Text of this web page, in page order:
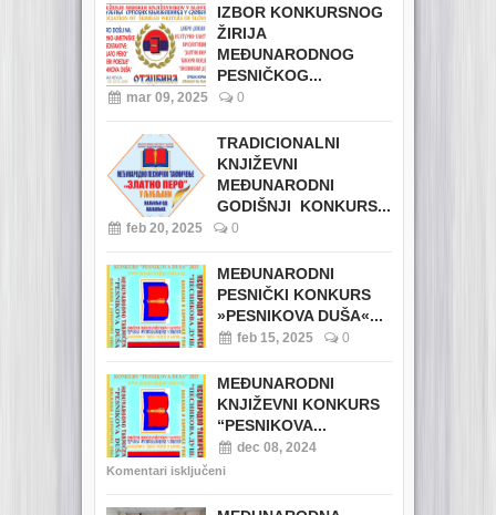
IZBOR KONKURSNOG
ŽIRIJA
MEĐUNARODNOG
PESNIČKOG...
mar 09, 2025 0
TRADICIONALNI
KNJIŽEVNI
MEĐUNARODNI
GODIŠNJI KONKURS...
feb 20, 2025 0
MEĐUNARODNI
PESNIČKI KONKURS
»PESNIKOVA DUŠA«...
feb 15, 2025 0
MEĐUNARODNI
KNJIŽEVNI KONKURS
“PESNIKOVA...
dec 08, 2024
Komentari isključeni